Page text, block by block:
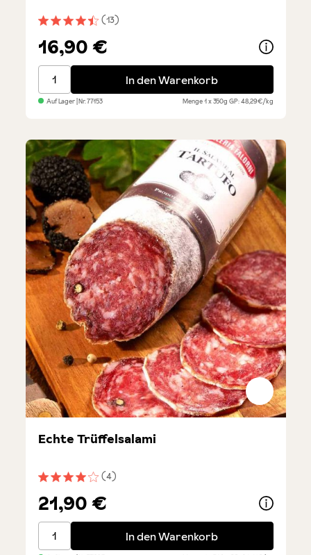
Durchschnittliche Bewertung von 4.5 von 5 Sternen
(13)
16,90 €
Pancetta - am StückIn den Warenkorb
Auf Lager| Nr.77153 Menge1 x 350gGP: 48,29€/kg
Durchschnittliche Bewertung von 4 von 5 Sternen
(4)
Echte Trüffelsalami
21,90 €
Echte TrüffelsalamiIn den Warenkorb